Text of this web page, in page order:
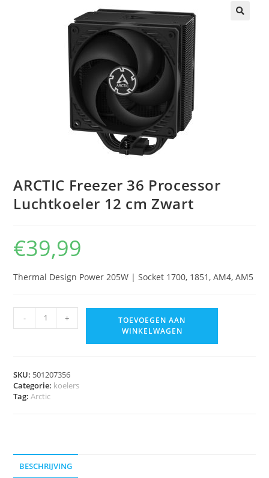
ARCTIC Freezer 36 Processor
Luchtkoeler 12 cm Zwart
€39,99
Thermal Design Power 205W | Socket 1700, 1851, AM4, AM5
- +
TOEVOEGEN AAN
WINKELWAGEN
SKU: 501207356
Categorie: koelers
Tag:Arctic
BESCHRIJVING